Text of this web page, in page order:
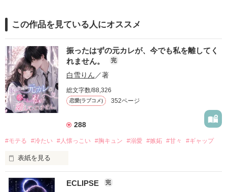
この作品を見ている人にオススメ
振ったはずの元カレが、今でも私を離してく
れません。
完
白雪りん ／著
総文字数/88,326
恋愛(ラブコメ) 352ページ
288
#モテる #冷たい #人懐っこい #胸キュン #溺愛 #嫉妬 #甘々 #ギャップ
表紙を見る
「好きだったから、別れを選んだ。」
ECLIPSE 完